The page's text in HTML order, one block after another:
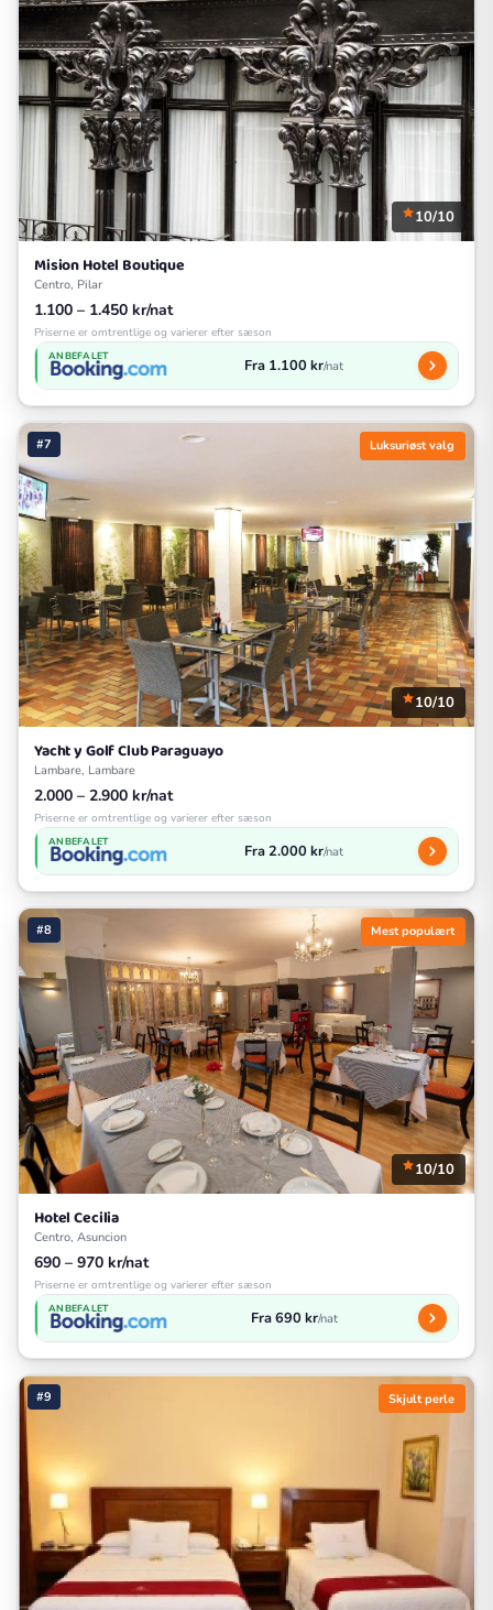
10/10
Mision Hotel Boutique
Centro, Pilar
1.100 – 1.450 kr/nat
Priserne er omtrentlige og varierer efter sæson
ANBEFALET Fra 1.100 kr/nat
#7 Luksuriøst valg
10/10
Yacht y Golf Club Paraguayo
Lambare, Lambare
2.000 – 2.900 kr/nat
Priserne er omtrentlige og varierer efter sæson
ANBEFALET Fra 2.000 kr/nat
#8 Mest populært
10/10
Hotel Cecilia
Centro, Asuncion
690 – 970 kr/nat
Priserne er omtrentlige og varierer efter sæson
ANBEFALET Fra 690 kr/nat
#9 Skjult perle